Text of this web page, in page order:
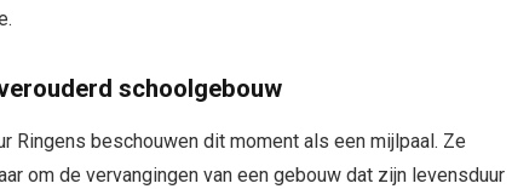
schoolgebouw
Ringens beschouwen dit moment als een mijlpaal. Ze
om de vervangingen van een gebouw dat zijn levensduur